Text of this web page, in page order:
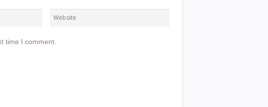
time I comment.